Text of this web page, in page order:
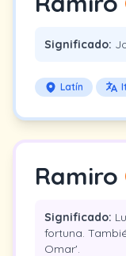
Significado:
Latín
Ramiro
Significado:
fortuna.
Omar'.